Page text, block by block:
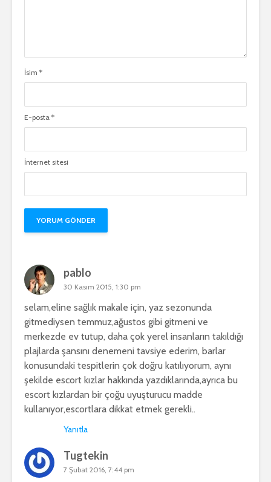
İsim *
E-posta *
İnternet sitesi
pablo
30 Kasım 2015, 1:30 pm
selam,eline sağlık makale için, yaz sezonunda
gitmediysen temmuz,ağustos gibi gitmeni ve
merkezde ev tutup, daha çok yerel insanların takıldığı
plajlarda şansını denemeni tavsiye ederim, barlar
konusundaki tespitlerin çok doğru katılıyorum, aynı
şekilde escort kızlar hakkında yazdıklarında,ayrıca bu
escort kızlardan bir çoğu uyuşturucu madde
kullanıyor,escortlara dikkat etmek gerekli..
Yanıtla
Tugtekin
7 Şubat 2016, 7:44 pm